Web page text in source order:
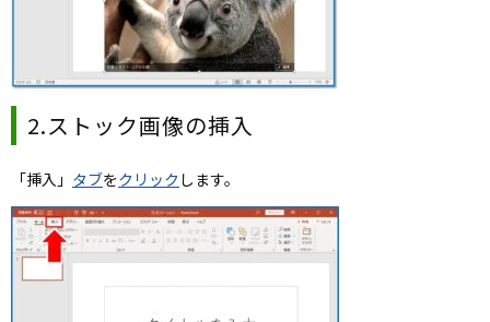
2.ストック画像の挿入
「挿入」 タブをクリック します。